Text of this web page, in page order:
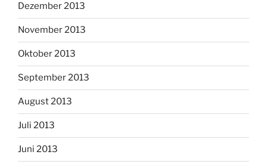
Dezember 2013
November 2013
Oktober 2013
September 2013
August 2013
Juli 2013
Juni 2013